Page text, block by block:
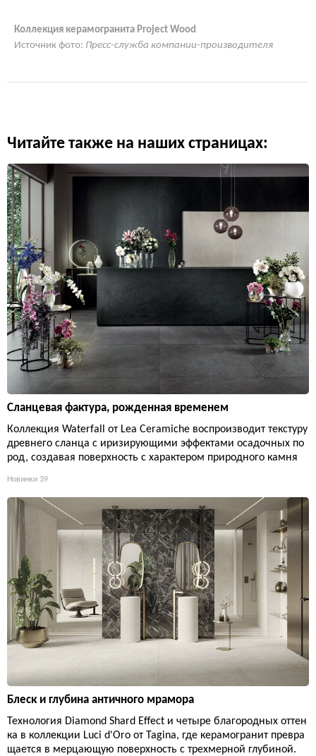
Коллекция керамогранита Project Wood
Источник фото: Пресс-служба компании-производителя
Читайте также на наших страницах:
Сланцевая фактура, рожденная временем
Коллекция Waterfall от Lea Ceramiche воспроизводит текстуру
древнего сланца с иризирующими эффектами осадочных по
род, создавая поверхность с характером природного камня
Новинки 39
Блеск и глубина античного мрамора
Технология Diamond Shard Effect и четыре благородных оттен
ка в коллекции Luci d'Oro от Tagina, где керамогранит превра
щается в мерцающую поверхность с трехмерной глубиной.